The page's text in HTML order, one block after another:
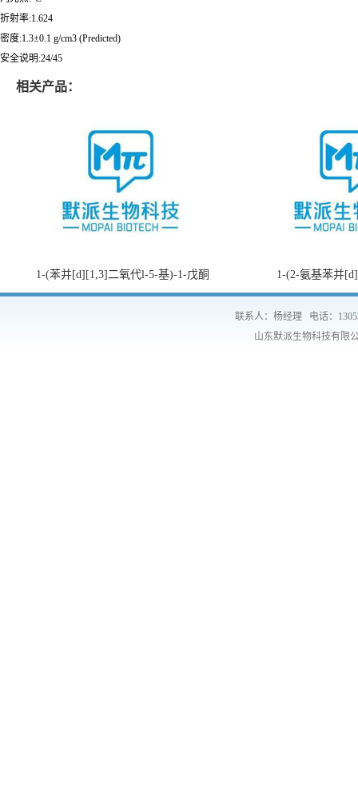
折射率:1.624
密度:1.3±0.1 g/cm3 (Predicted)
安全说明:24/45
相关产品：
1-(苯并[d][1,3]二氧代l-5-基)-1-戊酮 1-(2-氨基苯并
联系人：杨经理 电话：
山东默派生物科技有限